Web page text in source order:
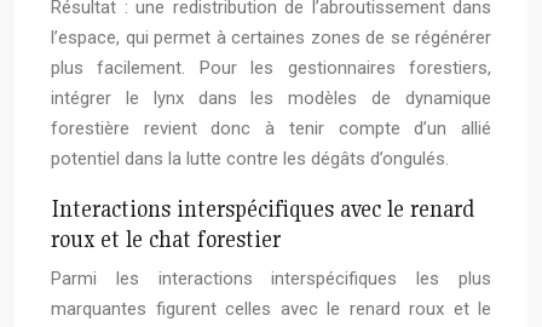
Résultat : une redistribution de l’abroutissement dans
l’espace, qui permet à certaines zones de se régénérer
plus facilement. Pour les gestionnaires forestiers,
intégrer le lynx dans les modèles de dynamique
forestière revient donc à tenir compte d’un allié
potentiel dans la lutte contre les dégâts d’ongulés.
Interactions interspécifiques avec le renard
roux et le chat forestier
Parmi les interactions interspécifiques les plus
marquantes figurent celles avec le renard roux et le